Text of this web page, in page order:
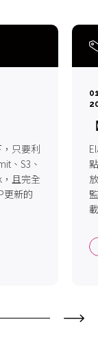
只要利
、S3、
且完全
更新的